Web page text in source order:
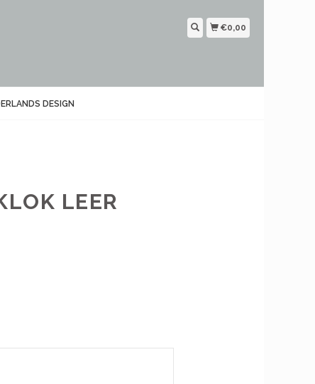
€0,00
DESIGN
LEER